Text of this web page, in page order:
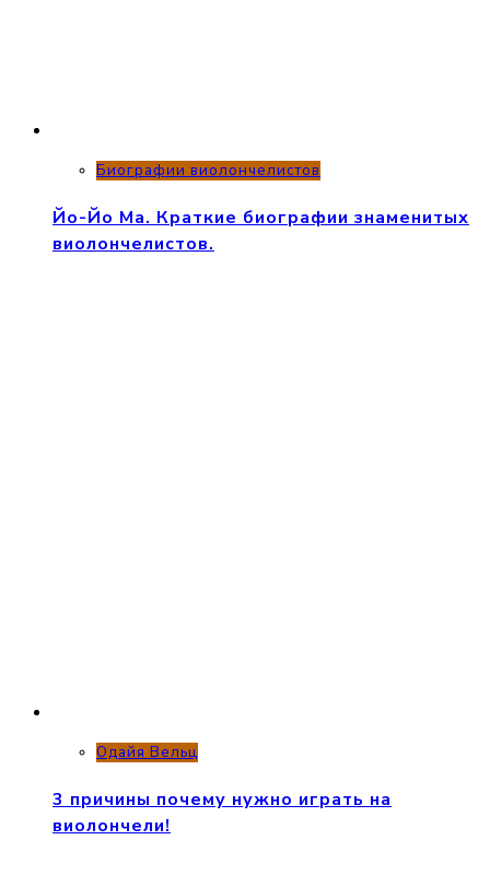
Биографии виолончелистов
Йо-Йо Ма. Краткие биографии знаменитых
виолончелистов.
Одайя Вельц
3 причины почему нужно играть на
виолончели!